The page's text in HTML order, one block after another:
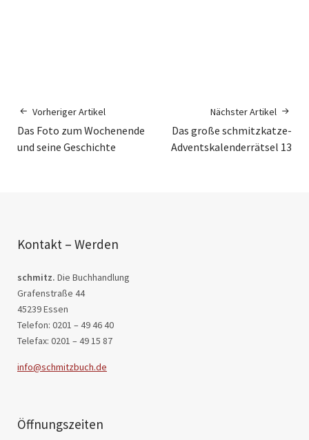
Vorheriger Artikel
Das Foto zum Wochenende
und seine Geschichte
Nächster Artikel
Das große schmitzkatze-
Adventskalenderrätsel 13
Kontakt – Werden
schmitz. Die Buchhandlung
Grafenstraße 44
45239 Essen
Telefon: 0201 – 49 46 40
Telefax: 0201 – 49 15 87
info@schmitzbuch.de
Öffnungszeiten